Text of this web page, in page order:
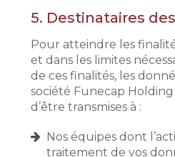
5. Destinataires
Pour atteindre les
et dans les limites
de ces finalités, les
société Funecap
d’être transmises à :
Nos équipes dont
traitement de vos